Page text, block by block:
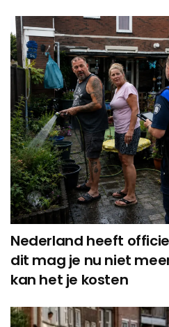
Nederland heeft
dit mag je nu niet
kan het je kosten